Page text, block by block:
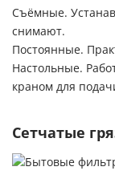
Съёмные.
снимают.
Постоянные.
Настольные.
краном для
Сетчатые